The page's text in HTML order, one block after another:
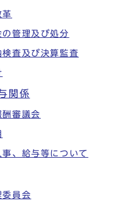
革
の管理及び処分
検査及び決算監査
関係
酬審議会
事、給与等について
委員会